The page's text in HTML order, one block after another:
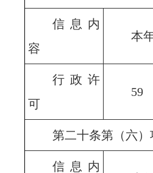
信息内
容
本
行政许
可
59
第二十条第（六）
信息内